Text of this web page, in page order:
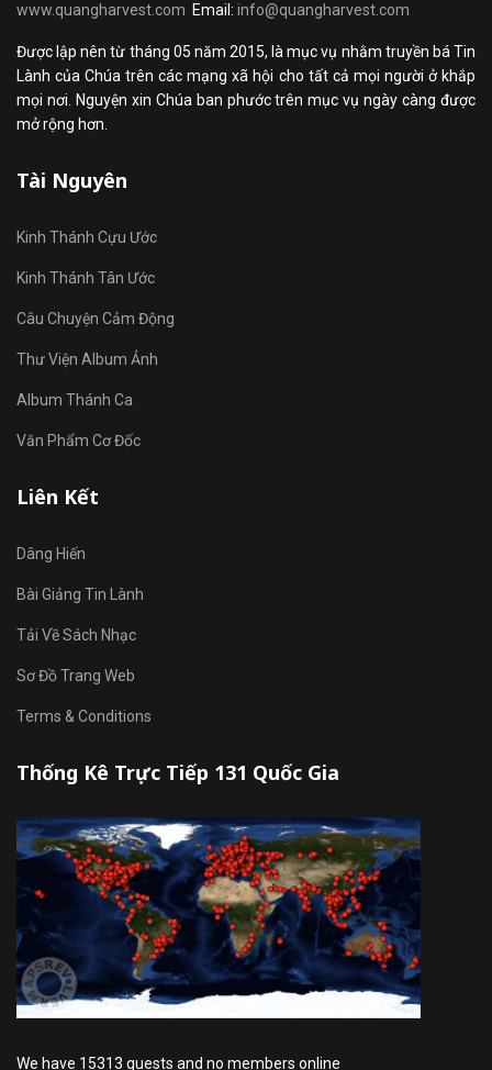
www.quangharvest.com Email: info@quangharvest.com
Được lập nên từ tháng 05 năm 2015, là mục vụ nhằm truyền bá Tin
Lành của Chúa trên các mạng xã hội cho tất cả mọi người ở khắp
mọi nơi. Nguyện xin Chúa ban phước trên mục vụ ngày càng được
mở rộng hơn.
Tài Nguyên
Kinh Thánh Cựu Ước
Kinh Thánh Tân Ước
Câu Chuyện Cảm Động
Thư Viện Album Ảnh
Album Thánh Ca
Văn Phẩm Cơ Đốc
Liên Kết
Dâng Hiến
Bài Giảng Tin Lành
Tải Về Sách Nhạc
Sơ Đồ Trang Web
Terms & Conditions
Thống Kê Trực Tiếp 131 Quốc Gia
We have 15313 guests and no members online